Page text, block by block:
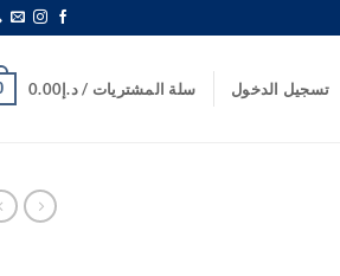
تسجيل الدخول سلة المشتريات /د.إ0.00